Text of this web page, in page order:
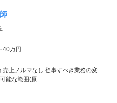
40万円
売上ノルマなし 従事すべき業務の変
能な範囲(原…